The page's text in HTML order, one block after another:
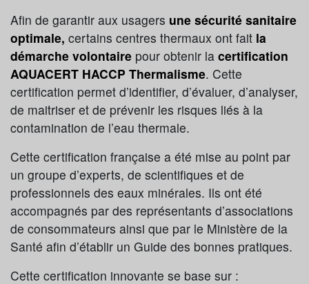
Afin de garantir aux usagers une sécurité sanitaire
optimale, certains centres thermaux ont fait la
démarche volontaire pour obtenir la certification
AQUACERT HACCP Thermalisme. Cette
certification permet d’identifier, d’évaluer, d’analyser,
de maitriser et de prévenir les risques liés à la
contamination de l’eau thermale.
Cette certification française a été mise au point par
un groupe d’experts, de scientifiques et de
professionnels des eaux minérales. Ils ont été
accompagnés par des représentants d’associations
de consommateurs ainsi que par le Ministère de la
Santé afin d’établir un Guide des bonnes pratiques.
Cette certification innovante se base sur :